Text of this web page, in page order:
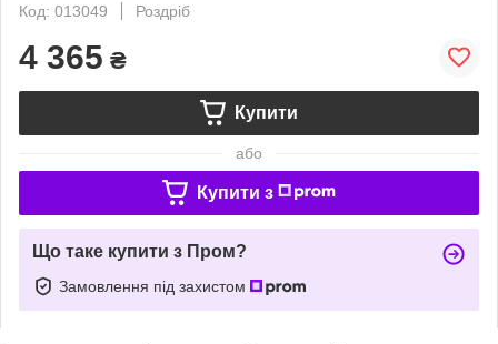
Код: 013049
Роздріб
4 365 ₴
Купити
або
Купити з
Що таке купити з Пром?
Замовлення під захистом